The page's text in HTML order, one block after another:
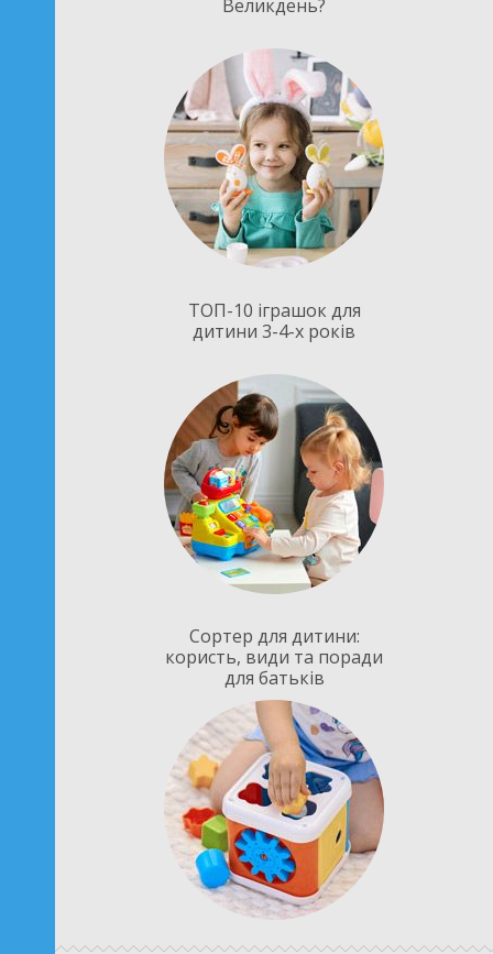
Великдень?
ТОП-10 іграшок для
дитини 3-4-х років
Сортер для дитини:
користь, види та поради
для батьків